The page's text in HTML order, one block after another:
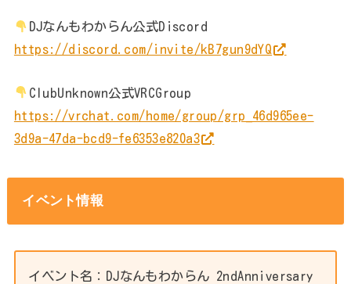
DJなんもわからん公式Discord
https://discord.com/invite/kB7gun9dYQ
ClubUnknown公式VRCGroup
https://vrchat.com/home/group/grp_46d965ee-
3d9a-47da-bcd9-fe6353e820a3
イベント情報
イベント名：DJなんもわからん 2ndAnniversary